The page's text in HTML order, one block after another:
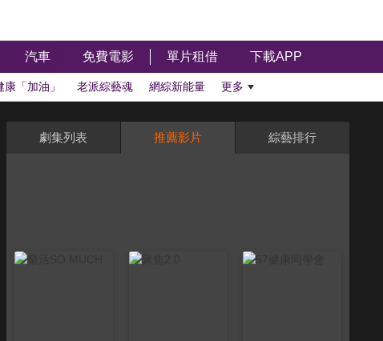
汽車 免費電影 單片租借 下載APP
康「加油」 老派綜藝魂 網綜新能量 更多
劇集列表 推薦影片 綜藝排行